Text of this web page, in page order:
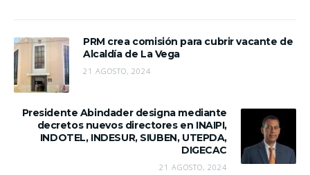
PRM crea comisión para cubrir vacante de
Alcaldía de La Vega
21 AGOSTO, 2024
Presidente Abindader designa mediante
decretos nuevos directores en INAIPI,
INDOTEL, INDESUR, SIUBEN, UTEPDA,
DIGECAC
21 AGOSTO, 2024